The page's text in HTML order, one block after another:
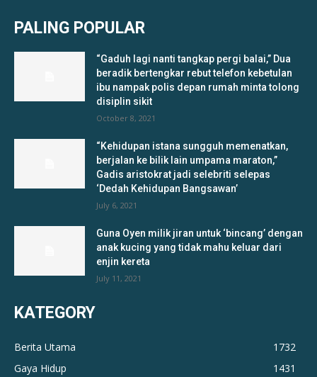
PALING POPULAR
“Gaduh lagi nanti tangkap pergi balai,” Dua
beradik bertengkar rebut telefon kebetulan
ibu nampak polis depan rumah minta tolong
disiplin sikit
October 8, 2021
“Kehidupan istana sungguh memenatkan,
berjalan ke bilik lain umpama maraton,”
Gadis aristokrat jadi selebriti selepas
‘Dedah Kehidupan Bangsawan’
July 6, 2021
Guna Oyen milik jiran untuk ‘bincang’ dengan
anak kucing yang tidak mahu keluar dari
enjin kereta
July 11, 2021
KATEGORY
Berita Utama
1732
Gaya Hidup
1431